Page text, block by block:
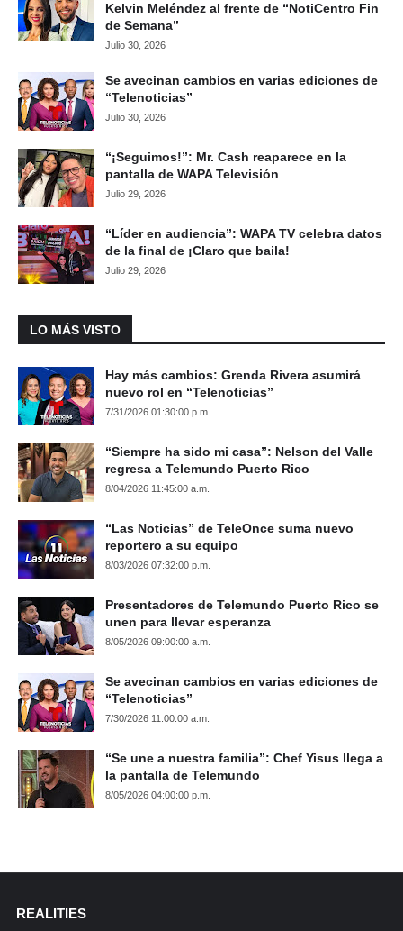
Kelvin Meléndez al frente de “NotiCentro Fin
de Semana”
Julio 30, 2026
Se avecinan cambios en varias ediciones de
“Telenoticias”
Julio 30, 2026
“¡Seguimos!”: Mr. Cash reaparece en la
pantalla de WAPA Televisión
Julio 29, 2026
“Líder en audiencia”: WAPA TV celebra datos
de la final de ¡Claro que baila!
Julio 29, 2026
LO MÁS VISTO
Hay más cambios: Grenda Rivera asumirá
nuevo rol en “Telenoticias”
7/31/2026 01:30:00 p.m.
“Siempre ha sido mi casa”: Nelson del Valle
regresa a Telemundo Puerto Rico
8/04/2026 11:45:00 a.m.
“Las Noticias” de TeleOnce suma nuevo
reportero a su equipo
8/03/2026 07:32:00 p.m.
Presentadores de Telemundo Puerto Rico se
unen para llevar esperanza
8/05/2026 09:00:00 a.m.
Se avecinan cambios en varias ediciones de
“Telenoticias”
7/30/2026 11:00:00 a.m.
“Se une a nuestra familia”: Chef Yisus llega a
la pantalla de Telemundo
8/05/2026 04:00:00 p.m.
REALITIES